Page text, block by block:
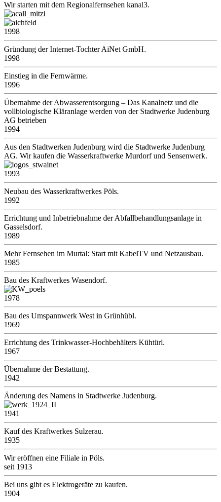
Wir starten mit dem Regionalfernsehen kanal3.
1998
Gründung der Internet-Tochter AiNet GmbH.
1998
Einstieg in die Fernwärme.
1996
Übernahme der Abwasserentsorgung – Das Kanalnetz und die
vollbiologische Kläranlage werden von der Stadtwerke Judenburg
AG betrieben
1994
Aus den Stadtwerken Judenburg wird die Stadtwerke Judenburg
AG. Wir kaufen die Wasserkraftwerke Murdorf und Sensenwerk.
1993
Neubau des Wasserkraftwerkes Pöls.
1992
Errichtung und Inbetriebnahme der Abfallbehandlungsanlage in
Gasselsdorf.
1989
Mehr Fernsehen im Murtal: Start mit KabelTV und Netzausbau.
1985
Bau des Kraftwerkes Wasendorf.
1978
Bau des Umspannwerk West in Grünhübl.
1969
Errichtung des Trinkwasser-Hochbehälters Kühtürl.
1967
Übernahme der Bestattung.
1942
Änderung des Namens in Stadtwerke Judenburg.
1941
Kauf des Kraftwerkes Sulzerau.
1935
Wir eröffnen eine Filiale in Pöls.
seit 1913
Bei uns gibt es Elektrogeräte zu kaufen.
1904